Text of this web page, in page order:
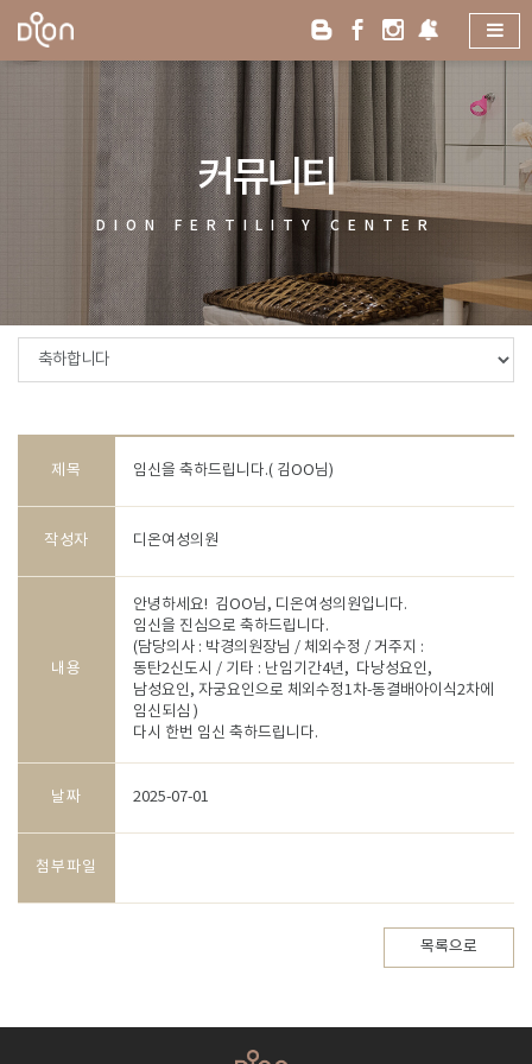
커뮤니티
DION FERTILITY CENTER
제목 임신을 축하드립니다.( 김OO님)
작성자 디온여성의원
내용
안녕하세요! 김OO님, 디온여성의원입니다.
임신을 진심으로 축하드립니다.
(담당의사 : 박경의원장님 / 체외수정 / 거주지 :
동탄2신도시 / 기타 : 난임기간4년, 다낭성요인,
남성요인, 자궁요인으로 체외수정1차-동결배아이식2차에
임신되심 )
다시 한번 임신 축하드립니다.
날짜 2025-07-01
첨부파일
목록으로